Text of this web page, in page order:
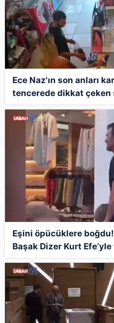
Ece Naz'ın son anları
tencerede dikkat çeken
Eşini öpücüklere
Başak Dizer Kurt Efe’yle